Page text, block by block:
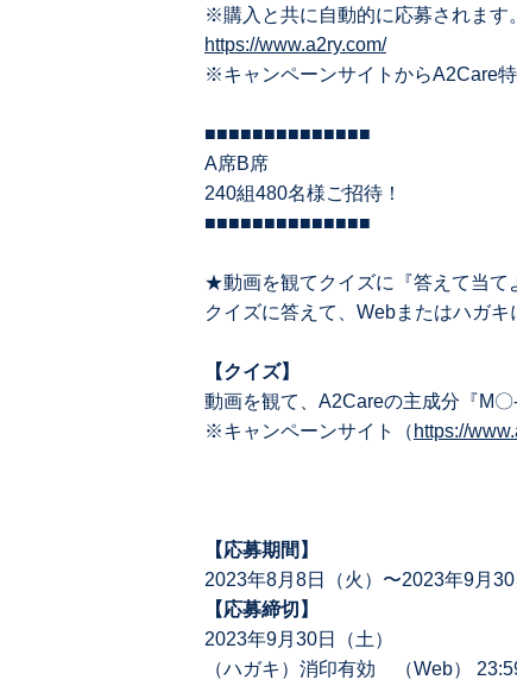
※購⼊と共に⾃動的に応募されます。
https://www.a2ry.com/
※キャンペーンサイトからA2Care
■■■■■■■■■■■■■■
A席B席
240組480名様ご招待！
■■■■■■■■■■■■■■
★動画を観てクイズに『答えて当て
クイズに答えて、Webまたはハガキ
【クイズ】
動画を観て、A2Careの主成分『M
※キャンペーンサイト（ https://
【応募期間】
2023年8⽉8⽇（火）〜2023年9⽉30
【応募締切】
2023年9⽉30⽇（土）
（ハガキ）消印有効 （Web）